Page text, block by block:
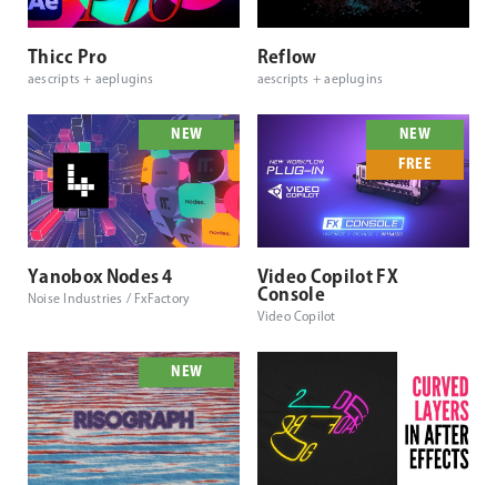
Thicc Pro
aescripts + aeplugins
Reflow
aescripts + aeplugins
NEW
Yanobox Nodes 4
Noise Industries / FxFactory
NEW
FREE
Video Copilot FX
Console
Video Copilot
NEW